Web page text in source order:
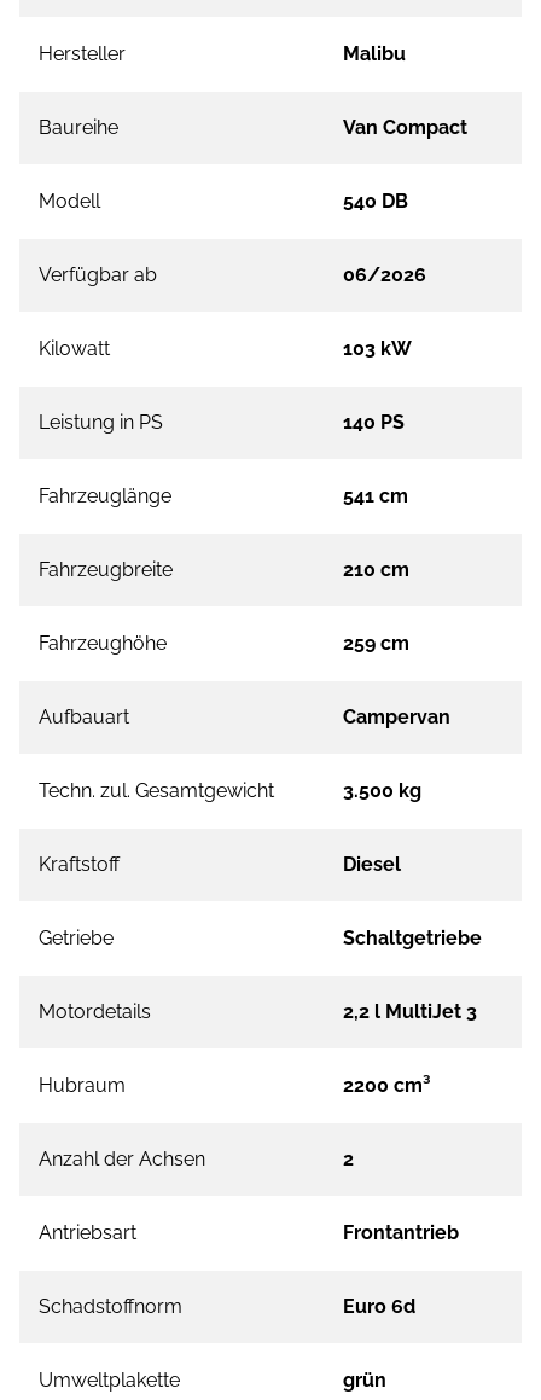
Hersteller Malibu
Baureihe Van Compact
Modell 540 DB
Verfügbar ab 06/2026
Kilowatt 103 kW
Leistung in PS 140 PS
Fahrzeuglänge 541 cm
Fahrzeugbreite 210 cm
Fahrzeughöhe 259 cm
Aufbauart Campervan
Techn. zul. Gesamtgewicht 3.500 kg
Kraftstoff Diesel
Getriebe Schaltgetriebe
Motordetails 2,2 l MultiJet 3
Hubraum 2200 cm³
Anzahl der Achsen 2
Antriebsart Frontantrieb
Schadstoffnorm Euro 6d
Umweltplakette grün